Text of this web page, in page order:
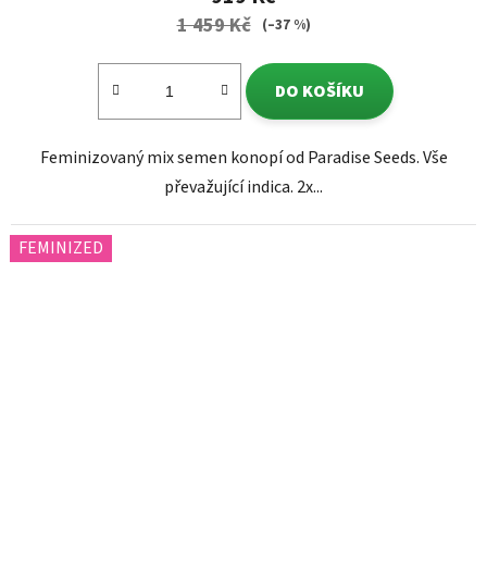
1 459 Kč (–37 %)
DO KOŠÍKU
Feminizovaný mix semen konopí od Paradise Seeds. Vše
převažující indica. 2x...
FEMINIZED